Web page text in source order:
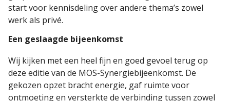
start voor kennisdeling over andere thema’s zowel
werk als privé.
Een geslaagde bijeenkomst
Wij kijken met een heel fijn en goed gevoel terug op
deze editie van de MOS-Synergiebijeenkomst. De
gekozen opzet bracht energie, gaf ruimte voor
ontmoeting en versterkte de verbinding tussen zowel